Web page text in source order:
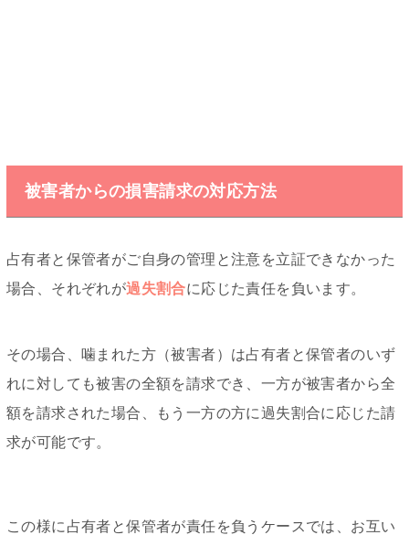
被害者からの損害請求の対応方法
占有者と保管者がご自身の管理と注意を立証できなかった
場合、それぞれが過失割合に応じた責任を負います。
その場合、噛まれた方（被害者）は占有者と保管者のいず
れに対しても被害の全額を請求でき、一方が被害者から全
額を請求された場合、もう一方の方に過失割合に応じた請
求が可能です。
この様に占有者と保管者が責任を負うケースでは、お互い